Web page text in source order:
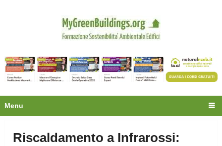
Menu
Riscaldamento a Infrarossi:
Privacy
Oltre 30.000 tecnici
fanno già parte della